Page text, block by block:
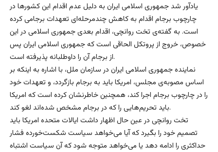
یادآور شد جمهوری اسلامی ایران به دلیل عدم اقدام این کشورها در
چارچوب برجام اقدام به کاهش چندمرحله‌ای تعهدات برجامی کرده
است. به گفته‌ی تخت روانچی، اقدام بعدی جمهوری اسلامی در این
خصوص، خروج از پروتکل الحاقی است که جمهوری اسلامی ایران پس
از برجام آن را داوطلبانه پذیرفته است.
نماینده جمهوری اسلامی ایران در سازمان ملل، با اشاره به اینکه بر
اساس مصوبه‌ی مجلس، امریکا باید به برجام بازگردد، و تعهدات خود
را در چارچوب برجام اجرا کند، همچنین خاطرنشان کرده است که امریکا
باید تحریم‌هایی را که در برجام مشخص شده‌اند لغو کند.
تخت روانچی در عین حال اظهار داشت ایالات متحده امریکا باید
تصمیم خود را بگیرد که آیا می‌خواهد سیاست شکست‌خورده فشار
حداکثری را ادامه دهد یا می‌خواهد متوجه شود که آن سیاست اشتباه